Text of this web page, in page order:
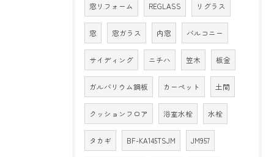
窓リフォーム REGLASS リグラス
窓 窓ガラス 内窓 バルコニー
サイディング ニチハ 笠木 板金
ガルバリウム鋼板 カーペット 土間
クッションフロア 浴室水栓 水栓
タカギ BF-KA145TSJM JM957